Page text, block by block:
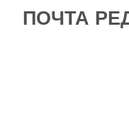
ПОЧТА